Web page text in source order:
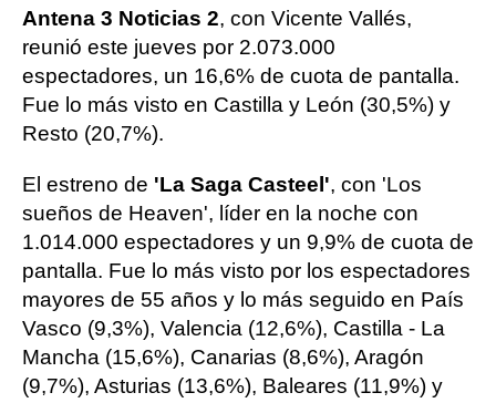
Antena 3 Noticias 2, con Vicente Vallés,
reunió este jueves por 2.073.000
espectadores, un 16,6% de cuota de pantalla.
Fue lo más visto en Castilla y León (30,5%) y
Resto (20,7%).
El estreno de 'La Saga Casteel', con 'Los
sueños de Heaven', líder en la noche con
1.014.000 espectadores y un 9,9% de cuota de
pantalla. Fue lo más visto por los espectadores
mayores de 55 años y lo más seguido en País
Vasco (9,3%), Valencia (12,6%), Castilla - La
Mancha (15,6%), Canarias (8,6%), Aragón
(9,7%), Asturias (13,6%), Baleares (11,9%) y